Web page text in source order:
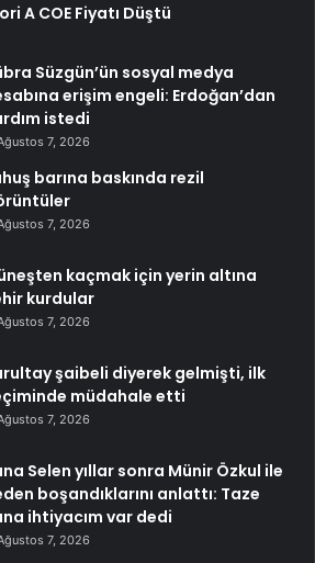
A COE Fiyatı Düştü
Süzgün’ün sosyal medya
erişim engeli: Erdoğan’dan
istedi
7, 2026
barına baskında rezil
7, 2026
kaçmak için yerin altına
kurdular
7, 2026
şaibeli diyerek gelmişti, ilk
müdahale etti
7, 2026
Selen yıllar sonra Münir Özkul ile
boşandıklarını anlattı: Taze
ihtiyacım var dedi
7, 2026